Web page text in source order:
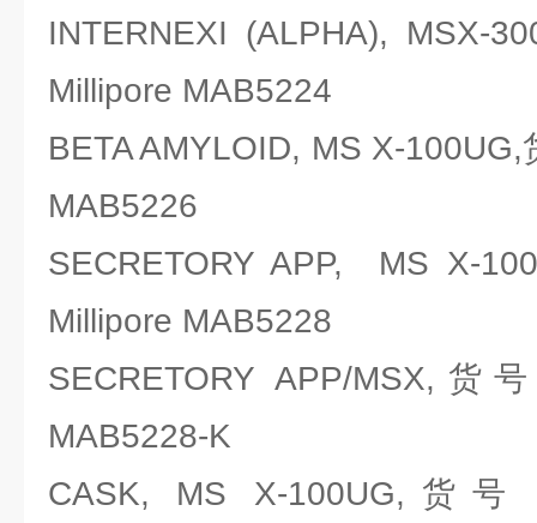
INTERNEXI (ALPHA), MSX-
Millipore MAB5224
BETA AMYLOID, MS X-
MAB5226
SECRETORY APP, MS X-
Millipore MAB5228
SECRETORY APP/MSX,货
MAB5228-K
CASK, MS X-100UG,货